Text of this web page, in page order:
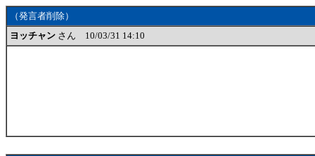
（発言者削除）
ヨッチャン さん 10/03/31 14:10